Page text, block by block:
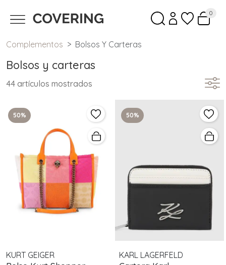
0
Complementos Bolsos Y Carteras
Bolsos y carteras
44 artículos mostrados
50%
KURT GEIGER
50%
KARL LAGERFELD